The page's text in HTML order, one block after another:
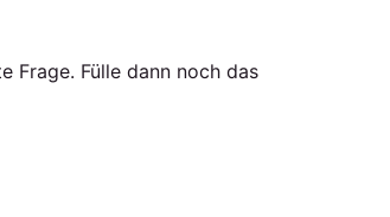
Frage. Fülle dann noch das